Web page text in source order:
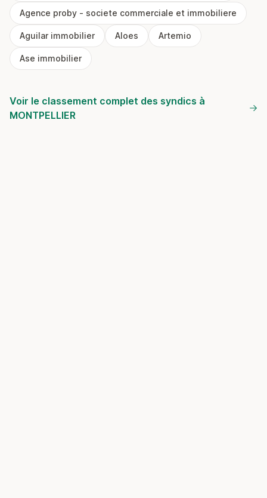
Agence proby - societe commerciale et immobiliere
Aguilar immobilier Aloes Artemio
Ase immobilier
Voir le classement complet des syndics à
MONTPELLIER